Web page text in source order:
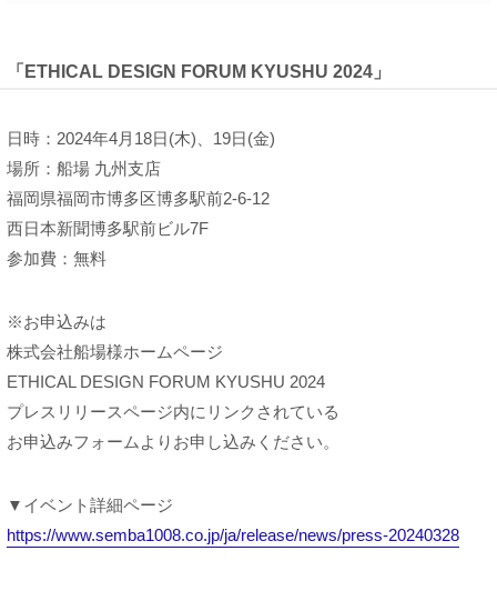
「ETHICAL DESIGN FORUM KYUSHU 2024」
日時：2024年4月18日(木)、19日(金)
場所：船場 九州支店
福岡県福岡市博多区博多駅前2-6-12
西日本新聞博多駅前ビル7F
参加費：無料
※お申込みは
株式会社船場様ホームページ
ETHICAL DESIGN FORUM KYUSHU 2024
プレスリリースページ内にリンクされている
お申込みフォームよりお申し込みください。
▼イベント詳細ページ
https://www.semba1008.co.jp/ja/release/news/press-20240328